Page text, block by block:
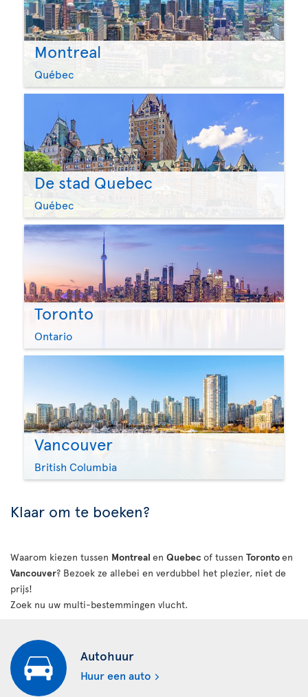
Montreal
Québec
De stad Quebec
Québec
Toronto
Ontario
Vancouver
British Columbia
Klaar om te boeken?
Waarom kiezen tussen Montreal en Quebec of tussen Torontoen
Vancouver? Bezoek ze allebei en verdubbel het plezier, niet de
prijs!
Zoek nu uw multi-bestemmingen vlucht.
Autohuur
Huur een auto